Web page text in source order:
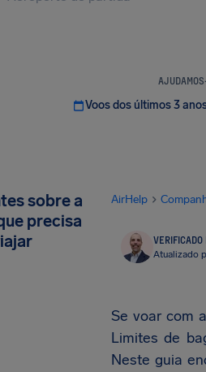
Voos dos últimos 3
sobre a
precisa
AirHelp
VERIFICADO
Atualizado
Se voar com
Limites de
Neste guia